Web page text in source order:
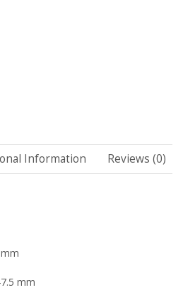
Information Reviews (0)
mm